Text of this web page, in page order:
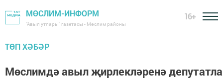
МӨСЛИМ-ИНФОРМ
"Авыл утлары" газетасы - Мөслим районы
16+
ТӨП ХӘБӘР
Мөслимдә авыл җирлекләренә